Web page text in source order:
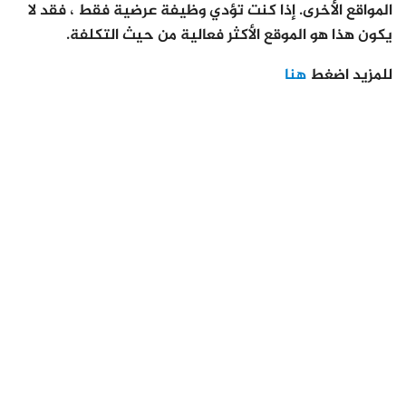
المواقع الأخرى. إذا كنت تؤدي وظيفة عرضية فقط ، فقد لا
يكون هذا هو الموقع الأكثر فعالية من حيث التكلفة.
للمزيد اضغط هنا